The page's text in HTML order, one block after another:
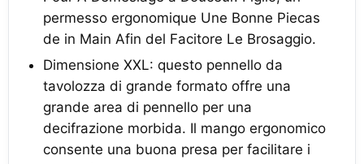
permesso ergonomique Une Bonne Piecas
de in Main Afin del Facitore Le Brosaggio.
Dimensione XXL: questo pennello da
tavolozza di grande formato offre una
grande area di pennello per una
decifrazione morbida. Il mango ergonomico
consente una buona presa per facilitare i